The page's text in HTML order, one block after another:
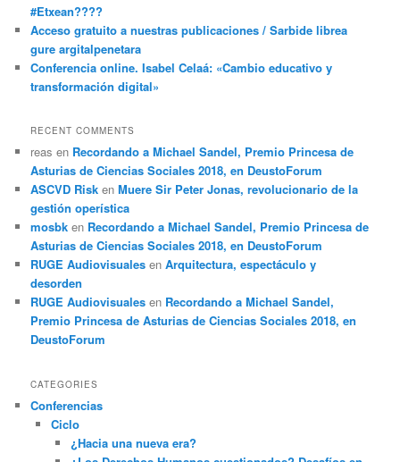
#Etxean????
Acceso gratuito a nuestras publicaciones / Sarbide librea
gure argitalpenetara
Conferencia online. Isabel Celaá: «Cambio educativo y
transformación digital»
RECENT COMMENTS
reas en Recordando a Michael Sandel, Premio Princesa de
Asturias de Ciencias Sociales 2018, en DeustoForum
ASCVD Risk enMuere Sir Peter Jonas, revolucionario de la
gestión operística
mosbk en Recordando a Michael Sandel, Premio Princesa de
Asturias de Ciencias Sociales 2018, en DeustoForum
RUGE Audiovisuales enArquitectura, espectáculo y
desorden
RUGE Audiovisuales en Recordando a Michael Sandel,
Premio Princesa de Asturias de Ciencias Sociales 2018, en
DeustoForum
CATEGORIES
Conferencias
Ciclo
¿Hacia una nueva era?